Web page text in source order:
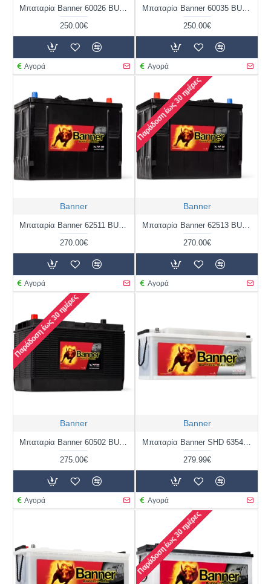
Μπαταρία Banner 60026 BUFFALO BULL | 100AH / Volt:12 / EN:600 / Πολικότητα: Δεξιά το +
250.00€
Αγορά
Μπαταρία Banner 60035 BUFFALO BULL | 100AH / Volt:12 / EN:600 / Πολικότητα: Αριστερά το +
250.00€
Αγορά
Banner
Μπαταρία Banner 62511 BUFFALO BULL | 125AH / Volt:12 / EN:760 / Πολικότητα: Δεξιά το +
270.00€
Αγορά
Παράδοση έως 30 ημέρες
Banner
Μπαταρία Banner 62513 BUFFALO BULL | 125AH / Volt:12 / EN:760 / Πολικότητα: Αριστερά το +
270.00€
Αγορά
Παράδοση έως 30 ημέρες
Banner
Μπαταρία Banner 60502 BUFFALO BULL | 105AH / Volt:12 / EN:1000 / Πολικότητα: Δεξιά το + (Κέντρο)
275.00€
Αγορά
Banner
Μπαταρία Banner SHD 63544 BUFFALO BULL SHD | 135AH / Volt:12 / EN:900 / Πολικότητα: Αριστερά το + (Πλάι)
279.99€
Αγορά
Παράδοση έως 30 ημέρες